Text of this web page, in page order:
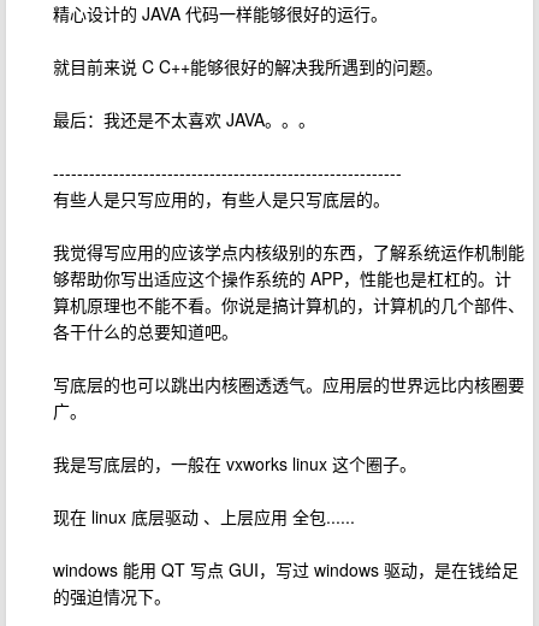
精心设计的 JAVA 代码一样能够很好的运行。
就目前来说 C C++能够很好的解决我所遇到的问题。
最后：我还是不太喜欢 JAVA。。。
----------------------------------------------------------
有些人是只写应用的，有些人是只写底层的。
我觉得写应用的应该学点内核级别的东西，了解系统运作机制能
够帮助你写出适应这个操作系统的 APP，性能也是杠杠的。计
算机原理也不能不看。你说是搞计算机的，计算机的几个部件、
各干什么的总要知道吧。
写底层的也可以跳出内核圈透透气。应用层的世界远比内核圈要
广。
我是写底层的，一般在 vxworks linux 这个圈子。
现在 linux 底层驱动 、上层应用 全包......
windows 能用 QT 写点 GUI，写过 windows 驱动，是在钱给足
的强迫情况下。